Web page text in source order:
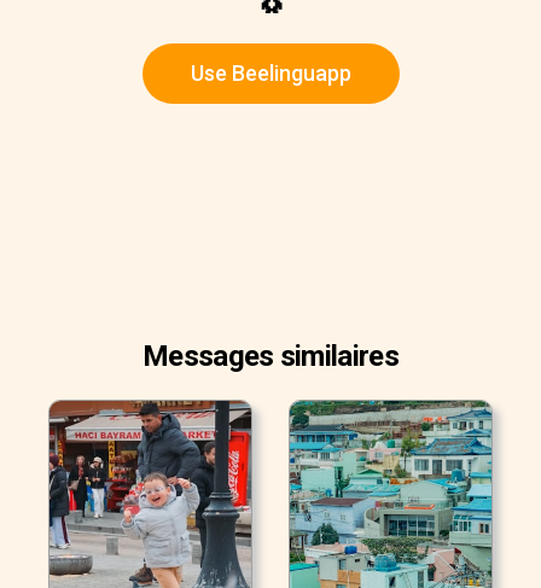
Use Beelinguapp
Messages similaires